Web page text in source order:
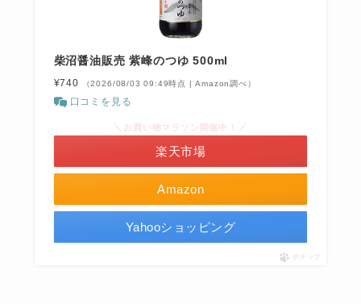
柴沼醤油販売 紫峰のつゆ 500ml
¥740 （2026/08/03 09:49時点 | Amazon調べ）
口コミを見る
Amazon
＼お買い物マラソン開催中！／
楽天市場
Yahooショッピング
ポチップ